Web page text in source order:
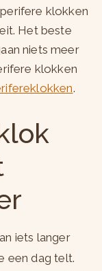
klokken
Het beste
niets meer
klokken
.
iets langer
een dag telt.